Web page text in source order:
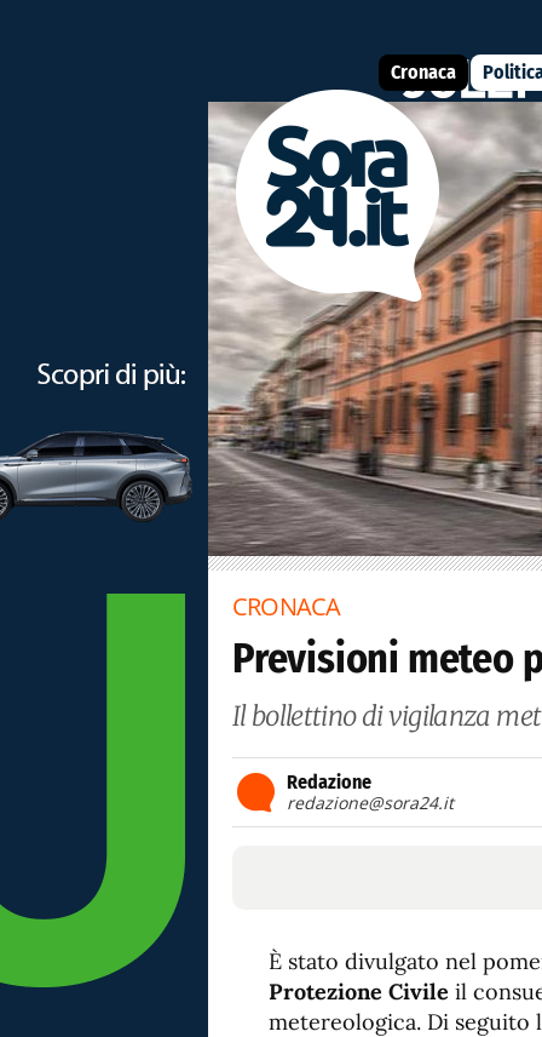
Cronaca
CRONACA
Previsioni meteo
Il bollettino di vigilanza
Redazione
redazione@sora24.it
È stato divulgato nel
Protezione Civile il
metereologica. Di seguito